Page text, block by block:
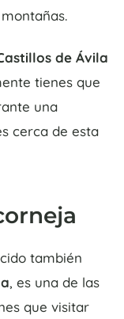
de Ávila
tienes que
una
cerca de esta
también
, es una de las
que visitar